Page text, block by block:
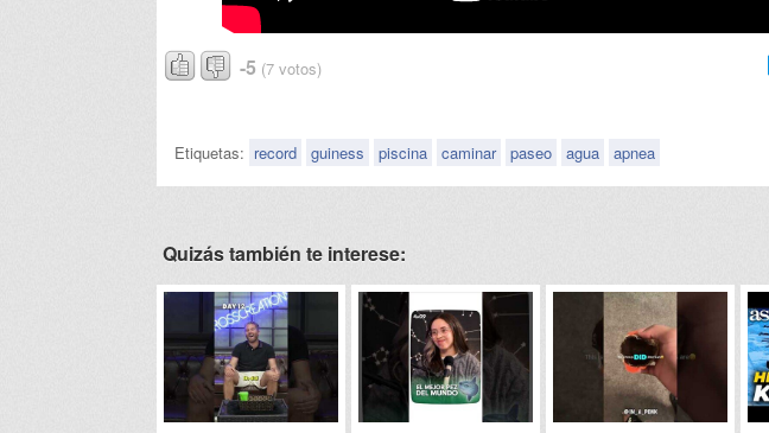
-5 (7 votos)
Etiquetas: record guiness piscina caminar paseo agua apnea
Quizás también te interese: